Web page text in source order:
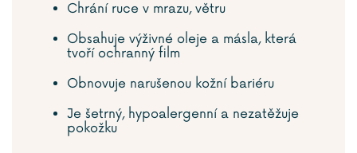
Chrání ruce v mrazu, větru
Obsahuje výživné oleje a másla, která
tvoří ochranný film
Obnovuje narušenou kožní bariéru
Je šetrný, hypoalergenní a nezatěžuje
pokožku